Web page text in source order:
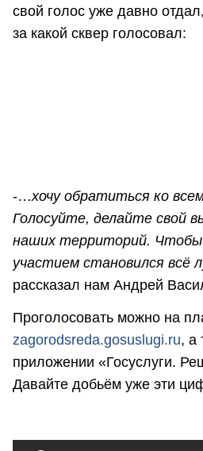
свой голос уже давно
за какой сквер голосовал:
-…хочу обратиться ко
Голосуйте, делайте свой
наших территорий.
участием становился всё
рассказал нам Андрей
Проголосовать можно на
zagorodsreda.gosuslugi.ru, а
приложении «Госуслуги.
Давайте добьём уже эти